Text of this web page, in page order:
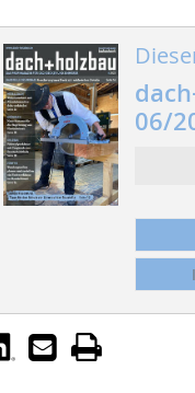
06/